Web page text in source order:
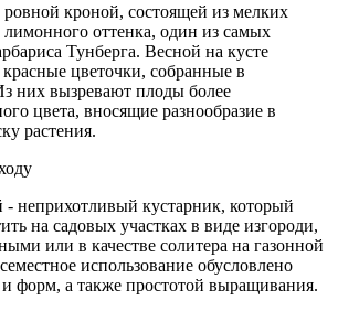
ровной кроной, состоящей из мелких
оттенка, один из самых
Тунберга. Весной на кусте
цветочки, собранные в
них вызревают плоды более
цвета, вносящие разнообразие в
растения.
- неприхотливый кустарник, который
на садовых участках в виде изгороди,
или в качестве солитера на газонной
использование обусловлено
форм, а также простотой выращивания.